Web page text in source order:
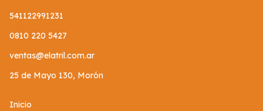
541122991231
0810 220 5427
ventas@elatril.com.ar
25 de Mayo 130, Morón
Inicio